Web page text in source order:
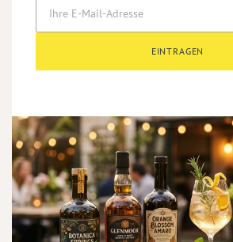
EINTRAGEN